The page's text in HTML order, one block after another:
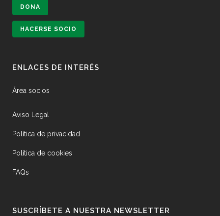
DONA
HACERSE SOCIO
ENLACES DE INTERÉS
Área socios
Aviso Legal
Política de privacidad
Política de cookies
FAQs
SUSCRÍBETE A NUESTRA NEWSLETTER